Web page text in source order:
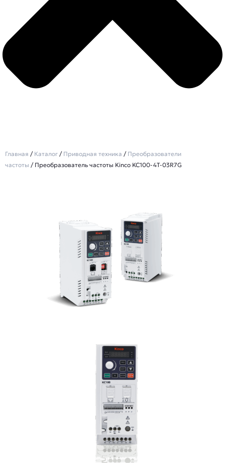
Главная / Каталог / Приводная техника / Преобразователи
частоты / Преобразователь частоты Kinco KC100-4T-03R7G